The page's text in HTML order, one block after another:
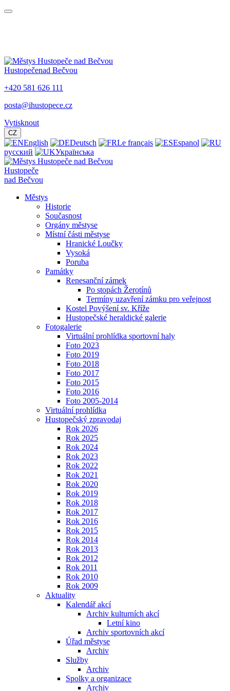
Hustopečenad Bečvou
+420 581 626 111
posta@ihustopece.cz
Vytisknout
CZ
English Deutsch Le français
Espanol
русский
Українська
Hustopeče
nad Bečvou
Městys
Historie
Současnost
Orgány městyse
Místní části městyse
Hranické Loučky
Vysoká
Poruba
Památky
Renesanční zámek
Po stopách Žerotínů
Termíny uzavření zámku pro veřejnost
Kostel Povýšení sv. Kříže
Hustopečské heraldické galerie
Fotogalerie
Virtuální prohlídka sportovní haly
Foto 2023
Foto 2019
Foto 2018
Foto 2017
Foto 2015
Foto 2016
Foto 2005-2014
Virtuální prohlídka
Hustopečský zpravodaj
Rok 2026
Rok 2025
Rok 2024
Rok 2023
Rok 2022
Rok 2021
Rok 2020
Rok 2019
Rok 2018
Rok 2017
Rok 2016
Rok 2015
Rok 2014
Rok 2013
Rok 2012
Rok 2011
Rok 2010
Rok 2009
Aktuality
Kalendář akcí
Archiv kulturních akcí
Letní kino
Archiv sportovních akcí
Úřad městyse
Archiv
Služby
Archiv
Spolky a organizace
Archiv